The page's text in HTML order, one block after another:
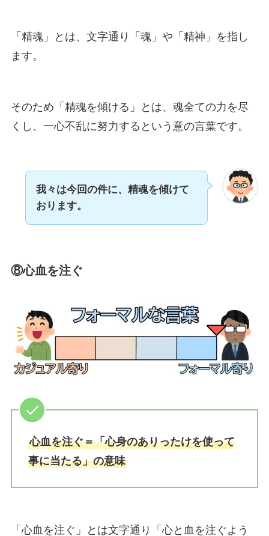
「精魂」とは、文字通り「魂」や「精神」を指し
ます。
そのため「精魂を傾ける」とは、魂全ての力を尽
くし、一心不乱に努力するという意の言葉です。
我々は今回の件に、精魂を傾けて
おります。
⑧心血を注ぐ
心血を注ぐ＝「心身のありったけを使って
事に当たる」の意味
「心血を注ぐ」とは文字通り「心と血を注ぐよう